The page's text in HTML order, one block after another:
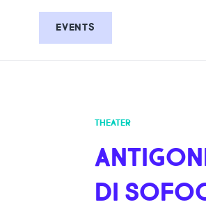
EVENTS
THEATER
DI